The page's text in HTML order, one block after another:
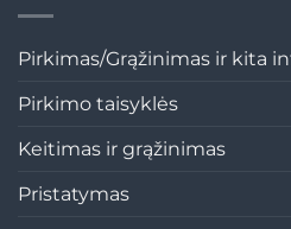
Pirkimas/Grąžinimas ir kita
Pirkimo taisyklės
Keitimas ir grąžinimas
Pristatymas